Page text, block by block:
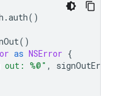
.auth()
()
as NSError {
%@" , signOutError